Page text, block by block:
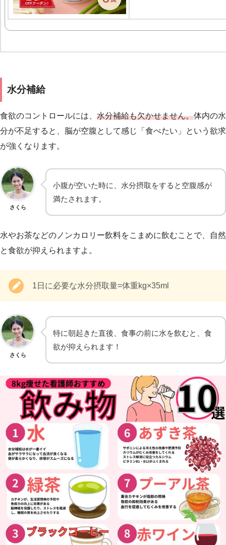
水分補給
食欲のコントロールには、 水分補給も欠かせません。体内の水
分が不足すると、脳が空腹として感じ「食べたい」という欲求
が強くなります。
さくら
小腹が空いた時に、水分摂取をすると空腹感が
満たされます。
水やお茶などのノンカロリー飲料をこまめに飲むことで、自然
と食欲が抑えられますよ。
1日に必要な水分摂取量=体重kg×35ml
さくら
特に朝起きた直後、食事の前に水を飲むと、食
欲が抑えられます！